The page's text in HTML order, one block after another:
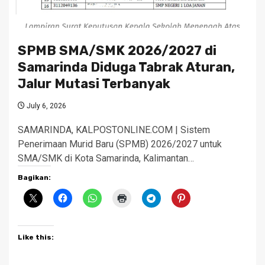
SPMB SMA/SMK 2026/2027 di
Samarinda Diduga Tabrak Aturan,
Jalur Mutasi Terbanyak
July 6, 2026
SAMARINDA, KALPOSTONLINE.COM | Sistem
Penerimaan Murid Baru (SPMB) 2026/2027 untuk
SMA/SMK di Kota Samarinda, Kalimantan…
Bagikan:
Like this: